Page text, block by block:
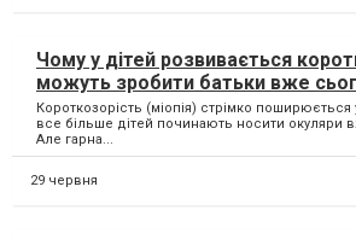
Чому у дітей розвивається
можуть зробити батьки вже
Короткозорість (міопія) стрімко поширюється
все більше дітей починають носити окуляри
Але гарна...
29 червня